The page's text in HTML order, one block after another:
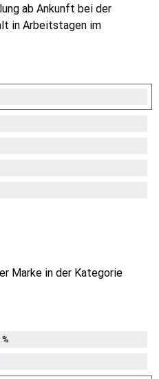
ab Ankunft bei der
in Arbeitstagen im
Marke in der Kategorie
%